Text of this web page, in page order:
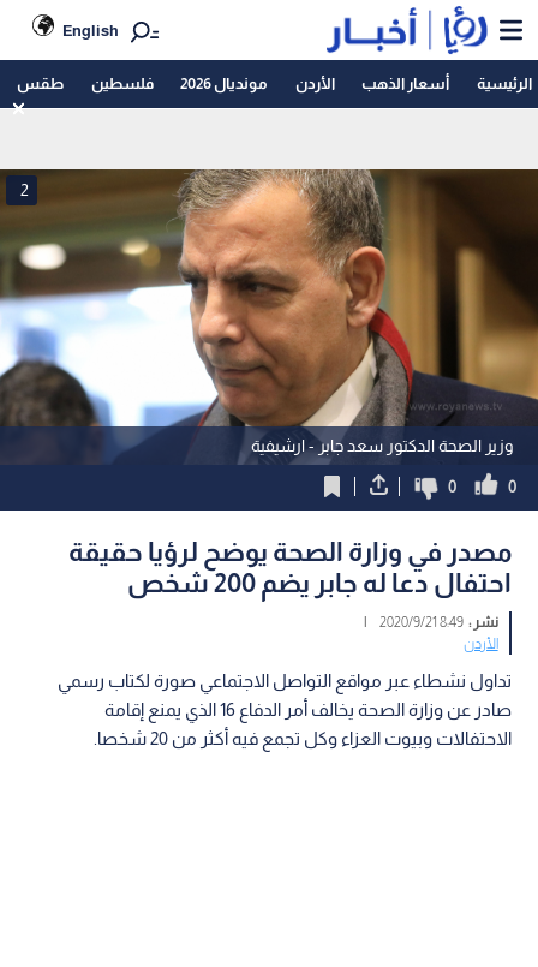
English
الرئيسية أسعار الذهب الأردن مونديال 2026 فلسطين طقس
وزير الصحة الدكتور سعد جابر - ارشيفية
2
0
0
مصدر في وزارة الصحة يوضح لرؤيا حقيقة
احتفال دعا له جابر يضم 200 شخص
نشر :8:49 2020/9/21
|
الأردن
تداول نشطاء عبر مواقع التواصل الاجتماعي صورة لكتاب رسمي
صادر عن وزارة الصحة يخالف أمر الدفاع 16 الذي يمنع إقامة
الاحتفالات وبيوت العزاء وكل تجمع فيه أكثر من 20 شخصا.